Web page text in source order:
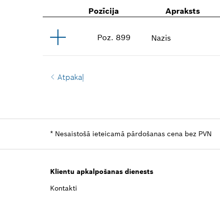
Pozīcija Apraksts
Poz. 899 Nazis
Atpakaļ
* Nesaistošā ieteicamā pārdošanas cena bez PVN
Klientu apkalpošanas dienests
Kontakti